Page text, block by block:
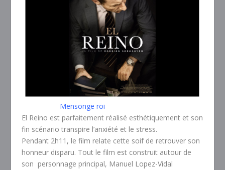
Mensonge roi
El Reino est parfaitement réalisé esthétiquement et son
fin scénario transpire l’anxiété et le stress.
Pendant 2h11, le film relate cette soif de retrouver son
honneur disparu. Tout le film est construit autour de
son personnage principal, Manuel Lopez-Vidal